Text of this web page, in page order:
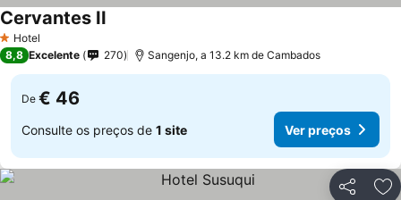
1 Estrelas
Hotel
Cervantes II
8,8 Excelente 270 Sangenjo, a 13.2 km de Cambados
De € 46
Consulte os preços de 1 site Ver preços
Partilhar